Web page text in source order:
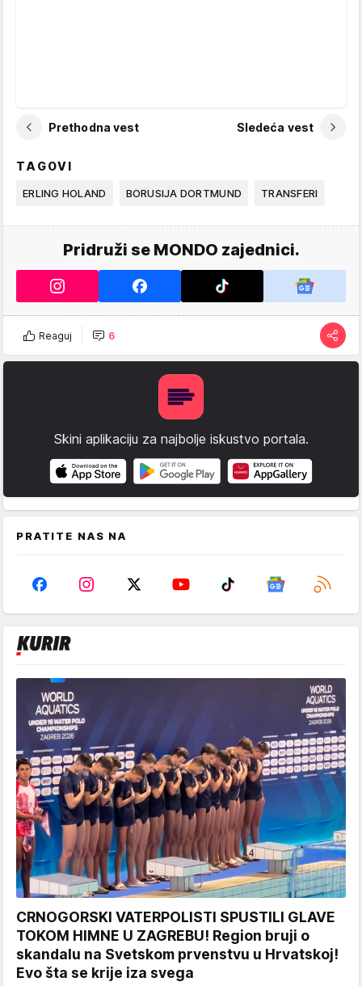
Prethodna vest Sledeća vest
TAGOVI
ERLING HOLAND BORUSIJA DORTMUND TRANSFERI
Pridruži se MONDO zajednici.
Reaguj 6
Skini aplikaciju za najbolje iskustvo portala.
PRATITE NAS NA
CRNOGORSKI VATERPOLISTI SPUSTILI GLAVE
TOKOM HIMNE U ZAGREBU! Region bruji o
skandalu na Svetskom prvenstvu u Hrvatskoj!
Evo šta se krije iza svega